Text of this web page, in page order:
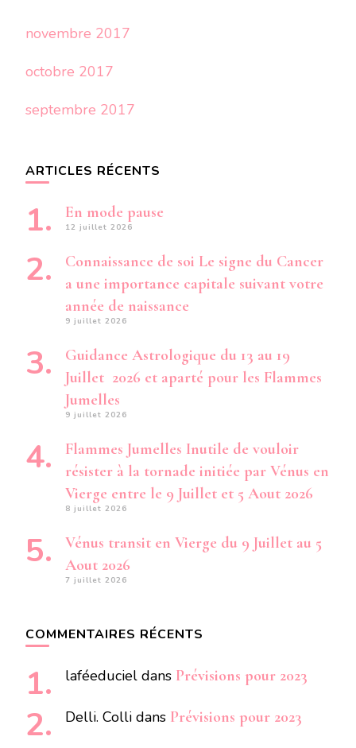
novembre 2017
octobre 2017
septembre 2017
ARTICLES RÉCENTS
En mode pause
12 juillet 2026
Connaissance de soi Le signe du Cancer
a une importance capitale suivant votre
année de naissance
9 juillet 2026
Guidance Astrologique du 13 au 19
Juillet 2026 et aparté pour les Flammes
Jumelles
9 juillet 2026
Flammes Jumelles Inutile de vouloir
résister à la tornade initiée par Vénus en
Vierge entre le 9 Juillet et 5 Aout 2026
8 juillet 2026
Vénus transit en Vierge du 9 Juillet au 5
Aout 2026
7 juillet 2026
COMMENTAIRES RÉCENTS
laféeduciel dans Prévisions pour 2023
Delli. Colli dans Prévisions pour 2023